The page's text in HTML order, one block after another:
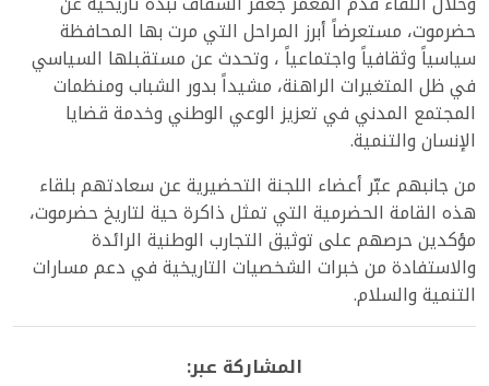
حضرموت، مستعرضاً أبرز المراحل التي مرت بها المحافظة
سياسياً وثقافياً واجتماعياً ، وتحدث عن مستقبلها السياسي
في ظل المتغيرات الراهنة، مشيداً بدور الشباب ومنظمات
المجتمع المدني في تعزيز الوعي الوطني وخدمة قضايا
الإنسان والتنمية.
من جانبهم عبّر أعضاء اللجنة التحضيرية عن سعادتهم بلقاء
هذه القامة الحضرمية التي تمثل ذاكرة حية لتاريخ حضرموت،
مؤكدين حرصهم على توثيق التجارب الوطنية الرائدة
والاستفادة من خبرات الشخصيات التاريخية في دعم مسارات
التنمية والسلام.
المشاركة عبر: